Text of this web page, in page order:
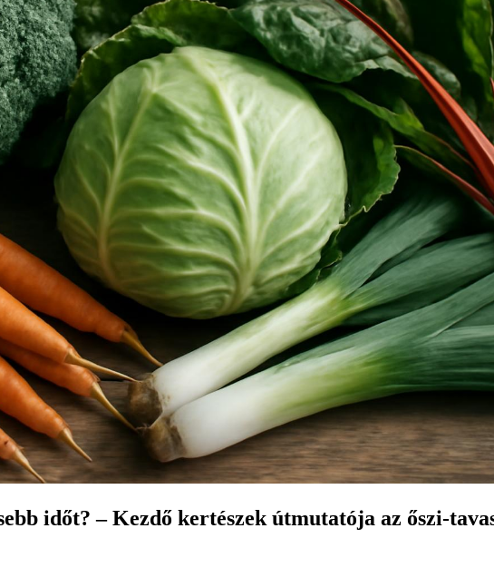
időt? – Kezdő kertészek útmutatója az őszi-